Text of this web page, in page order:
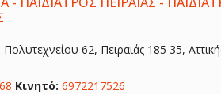
62, Πειραιάς 185 35,
Κινητό: 6972217526